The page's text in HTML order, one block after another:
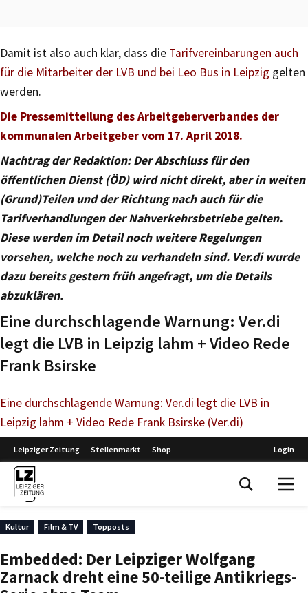
Damit ist also auch klar, dass die Tarifvereinbarungen auch
für die Mitarbeiter der LVB und bei Leo Bus in Leipzig gelten
werden.
Die Pressemitteilung des Arbeitgeberverbandes der
kommunalen Arbeitgeber vom 17. April 2018.
Nachtrag der Redaktion: Der Abschluss für den
öffentlichen Dienst (ÖD) wird nicht direkt, aber in weiten
(Grund)Teilen und der Richtung nach auch für die
Tarifverhandlungen der Nahverkehrsbetriebe gelten.
Diese werden im Detail noch weitere Regelungen
vorsehen, welche noch zu verhandeln sind. Ver.di wurde
dazu bereits gestern früh angefragt, um die Details
abzuklären.
Eine durchschlagende Warnung: Ver.di
legt die LVB in Leipzig lahm + Video Rede
Frank Bsirske
Eine durchschlagende Warnung: Ver.di legt die LVB in
Leipzig lahm + Video Rede Frank Bsirske (Ver.di)